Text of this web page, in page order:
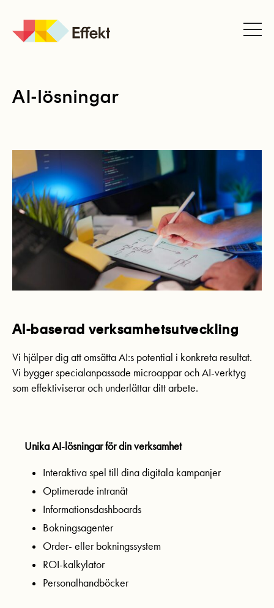
AI-lösningar
AI-baserad verksamhetsutveckling
Vi hjälper dig att omsätta AI:s potential i konkreta resultat.
Vi bygger specialanpassade microappar och AI-verktyg
som effektiviserar och underlättar ditt arbete.
Unika AI-lösningar för din verksamhet
Interaktiva spel till dina digitala kampanjer
Optimerade intranät
Informationsdashboards
Bokningsagenter
Order- eller bokningssystem
ROI-kalkylator
Personalhandböcker